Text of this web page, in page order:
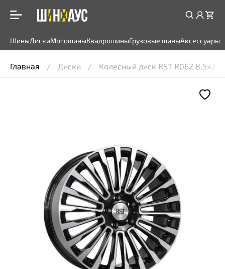
ШиныДискиМотошиныКвадрошиныГрузовые шиныАксессуары
Главная Диски Колесный диск RST R062 8,5x20